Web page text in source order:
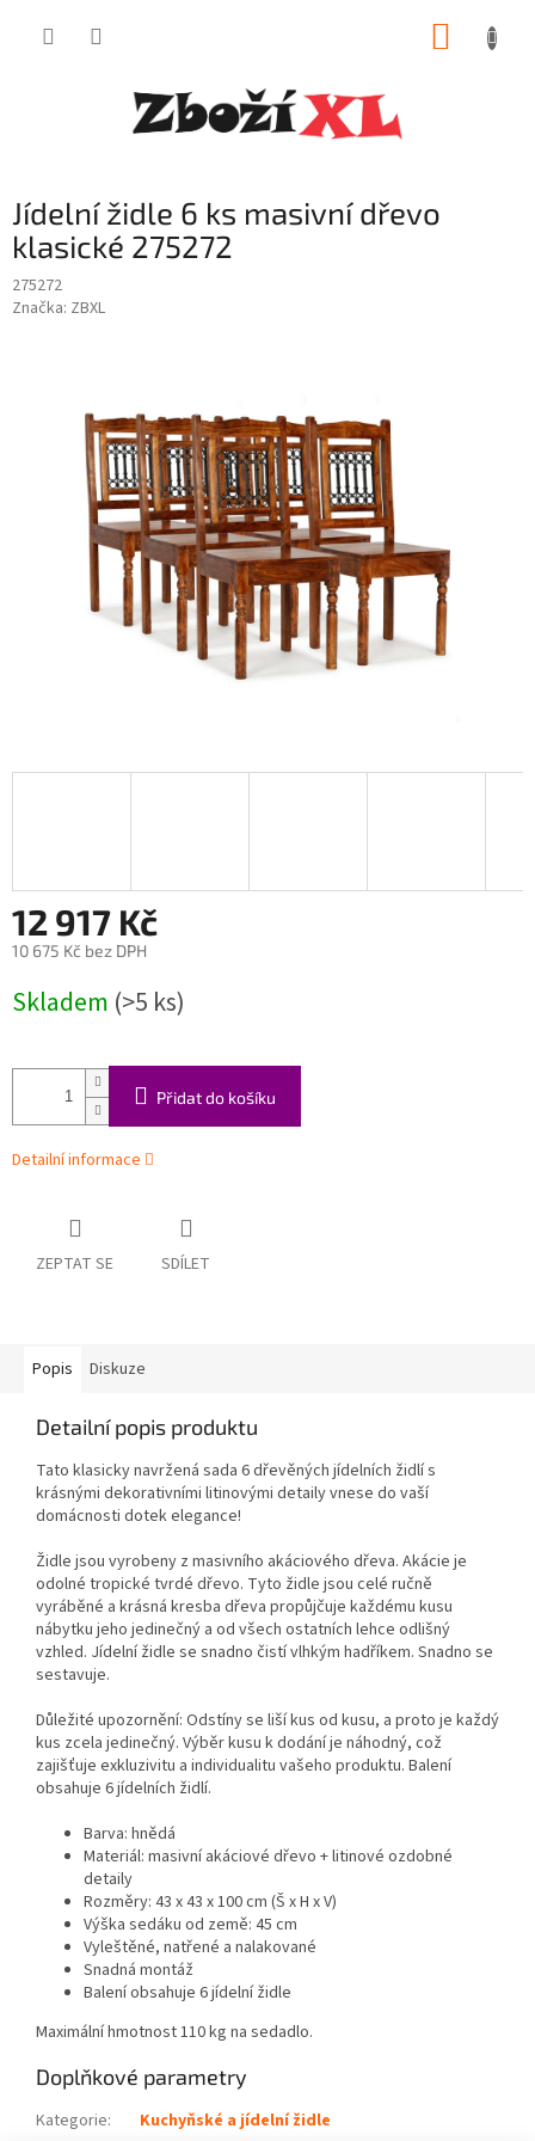
Jídelní židle 6 ks masivní dřevo
klasické 275272
275272
Značka: ZBXL
12 917 Kč
10 675 Kč bez DPH
cena:
Skladem (>5 ks)
Přidat do košíku
Detailní informace
ZEPTAT SE SDÍLET
Popis Diskuze
Detailní popis produktu
Tato klasicky navržená sada 6 dřevěných jídelních židlí s
krásnými dekorativními litinovými detaily vnese do vaší
domácnosti dotek elegance!
Židle jsou vyrobeny z masivního akáciového dřeva. Akácie je
odolné tropické tvrdé dřevo. Tyto židle jsou celé ručně
vyráběné a krásná kresba dřeva propůjčuje každému kusu
nábytku jeho jedinečný a od všech ostatních lehce odlišný
vzhled. Jídelní židle se snadno čistí vlhkým hadříkem. Snadno se
sestavuje.
Důležité upozornění: Odstíny se liší kus od kusu, a proto je každý
kus zcela jedinečný. Výběr kusu k dodání je náhodný, což
zajišťuje exkluzivitu a individualitu vašeho produktu. Balení
obsahuje 6 jídelních židlí.
Barva: hnědá
Materiál: masivní akáciové dřevo + litinové ozdobné
detaily
Rozměry: 43 x 43 x 100 cm (Š x H x V)
Výška sedáku od země: 45 cm
Vyleštěné, natřené a nalakované
Snadná montáž
Balení obsahuje 6 jídelní židle
Maximální hmotnost 110 kg na sedadlo.
Doplňkové parametry
Kategorie:
Kuchyňské a jídelní židle